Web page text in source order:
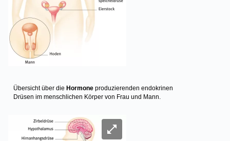
Übersicht über die Hormone produzierenden endokrinen
Drüsen im menschlichen Körper von Frau und Mann.
Bild vergrößern